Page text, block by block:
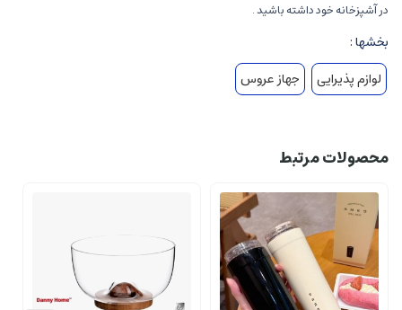
در آشپزخانه خود داشته باشید .
بخشها :
لوازم پذیرایی
جهاز عروس
محصولات مرتبط